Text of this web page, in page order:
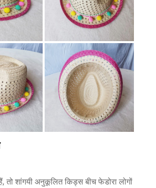
तो शांगयी अनुकूलित किड्स बीच फेडोरा लोगों